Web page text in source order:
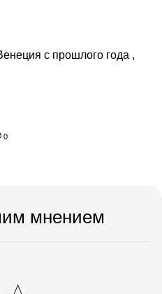
с прошлого года ,
0
мнением